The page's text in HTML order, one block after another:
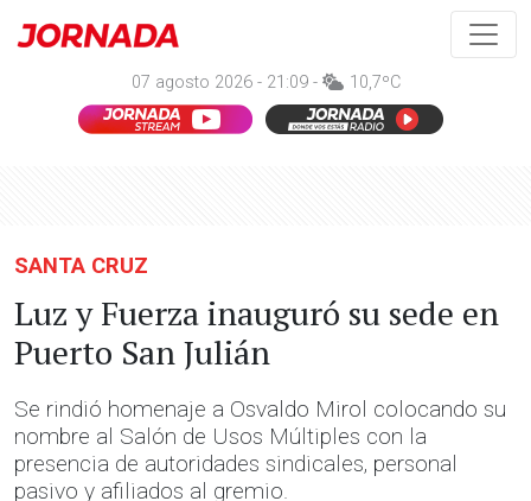
07 agosto 2026 - 21:09 - 10,7ºC
SANTA CRUZ
Luz y Fuerza inauguró su sede en
Puerto San Julián
Se rindió homenaje a Osvaldo Mirol colocando su
nombre al Salón de Usos Múltiples con la
presencia de autoridades sindicales, personal
pasivo y afiliados al gremio.